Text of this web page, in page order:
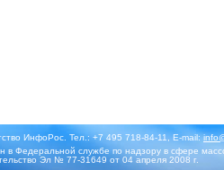
ИнфоРос. Тел.: +7 495 718-84-11, E-mail:
Федеральной службе по надзору в сфере
Эл № 77-31649 от 04 апреля 2008 г.